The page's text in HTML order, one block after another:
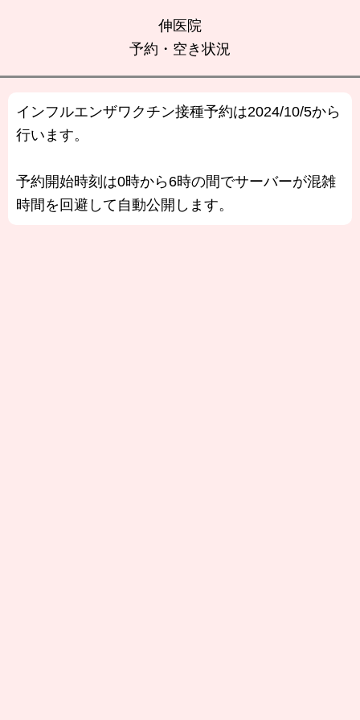
伸医院
予約・空き状況
インフルエンザワクチン接種予約は2024/10/5から
行います。
予約開始時刻は0時から6時の間でサーバーが混雑
時間を回避して自動公開します。